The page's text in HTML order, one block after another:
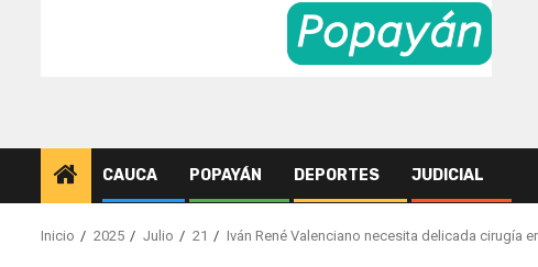
CAUCA POPAYÁN DEPORTES JUDICIAL
Inicio 2025 Julio 21 Iván René Valenciano necesita delicada cirugía